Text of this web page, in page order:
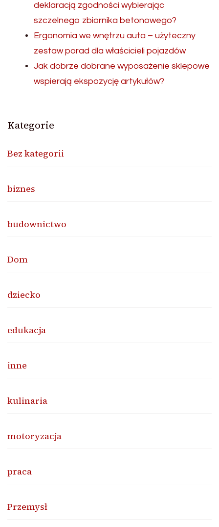
deklaracją zgodności wybierając
szczelnego zbiornika betonowego?
Ergonomia we wnętrzu auta – użyteczny
zestaw porad dla właścicieli pojazdów
Jak dobrze dobrane wyposażenie sklepowe
wspierają ekspozycję artykułów?
Kategorie
Bez kategorii
biznes
budownictwo
Dom
dziecko
edukacja
inne
kulinaria
motoryzacja
praca
Przemysł